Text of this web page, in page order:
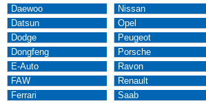
Daewoo
Datsun
Dodge
Dongfeng
E-Auto
FAW
Ferrari
Nissan
Opel
Peugeot
Porsche
Ravon
Renault
Saab